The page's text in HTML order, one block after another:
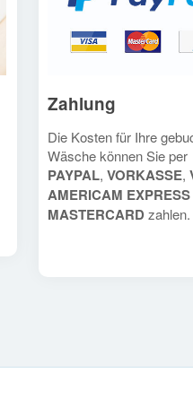
Zahlung
Die Kosten für Ihre
Wäsche können Sie per
PAYPAL, VORKASSE,
AMERICAM EXPRESS
MASTERCARDzahlen.